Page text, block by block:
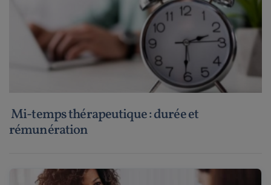
Mi-temps thérapeutique : durée et
rémunération